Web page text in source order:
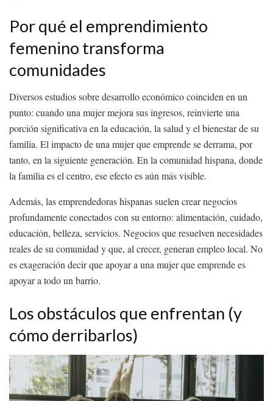
Por qué el emprendimiento
femenino transforma
comunidades
Diversos estudios sobre desarrollo económico coinciden en un
punto: cuando una mujer mejora sus ingresos, reinvierte una
porción significativa en la educación, la salud y el bienestar de su
familia. El impacto de una mujer que emprende se derrama, por
tanto, en la siguiente generación. En la comunidad hispana, donde
la familia es el centro, ese efecto es aún más visible.
Además, las emprendedoras hispanas suelen crear negocios
profundamente conectados con su entorno: alimentación, cuidado,
educación, belleza, servicios. Negocios que resuelven necesidades
reales de su comunidad y que, al crecer, generan empleo local. No
es exageración decir que apoyar a una mujer que emprende es
apoyar a todo un barrio.
Los obstáculos que enfrentan (y
cómo derribarlos)